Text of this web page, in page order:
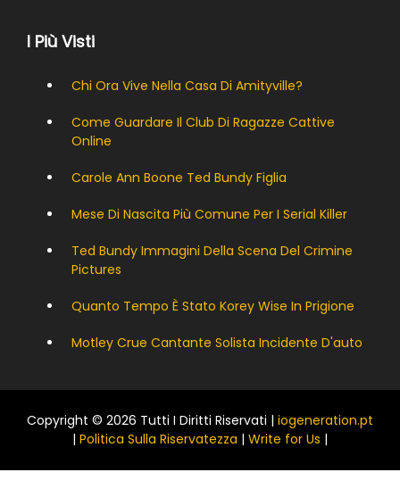
I Più Visti
Chi Ora Vive Nella Casa Di Amityville?
Come Guardare Il Club Di Ragazze Cattive
Online
Carole Ann Boone Ted Bundy Figlia
Mese Di Nascita Più Comune Per I Serial Killer
Ted Bundy Immagini Della Scena Del Crimine
Pictures
Quanto Tempo È Stato Korey Wise In Prigione
Motley Crue Cantante Solista Incidente D'auto
Copyright © 2026 Tutti I Diritti Riservati | iogeneration.pt
| Politica Sulla Riservatezza | Write for Us |